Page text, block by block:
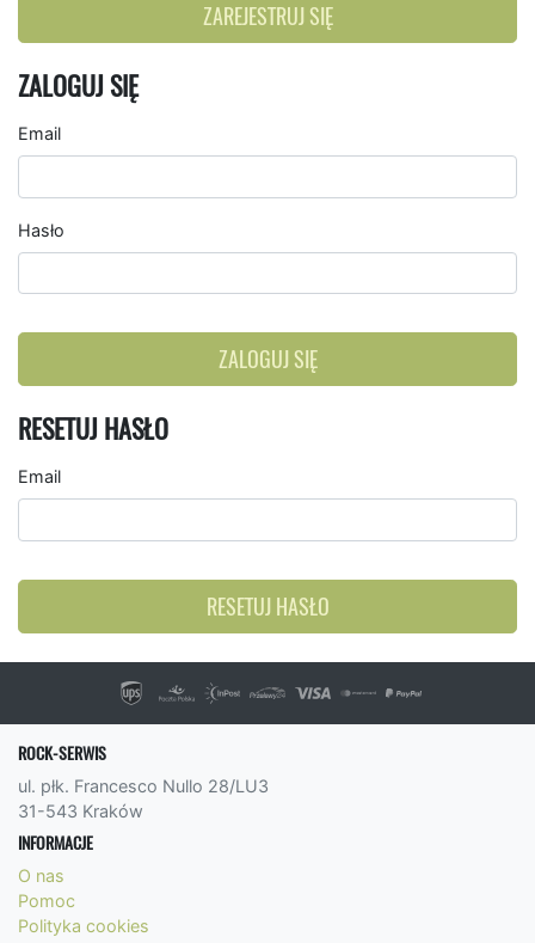
ZAREJESTRUJ SIĘ
ZALOGUJ SIĘ
Email
Hasło
ZALOGUJ SIĘ
RESETUJ HASŁO
Email
RESETUJ HASŁO
ROCK-SERWIS
ul. płk. Francesco Nullo 28/LU3
31-543 Kraków
INFORMACJE
O nas
Pomoc
Polityka cookies